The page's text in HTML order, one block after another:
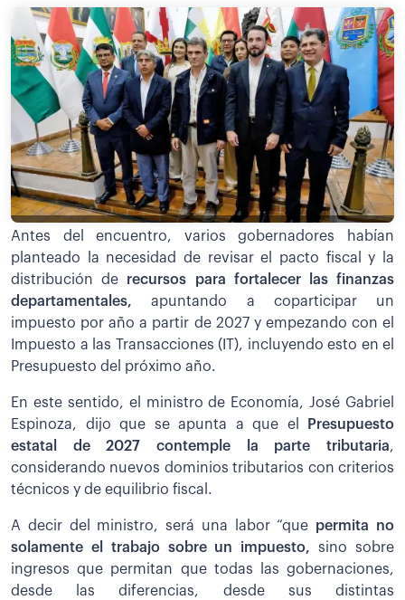
Antes del encuentro, varios gobernadores habían
planteado la necesidad de revisar el pacto fiscal y la
distribución de recursos para fortalecer las finanzas
departamentales, apuntando a coparticipar un
impuesto por año a partir de 2027 y empezando con el
Impuesto a las Transacciones (IT), incluyendo esto en el
Presupuesto del próximo año.
En este sentido, el ministro de Economía, José Gabriel
Espinoza, dijo que se apunta a que el
Presupuesto
estatal de 2027 contemple la parte tributaria,
considerando nuevos dominios tributarios con criterios
técnicos y de equilibrio fiscal.
A decir del ministro, será una labor “que permita no
solamente el trabajo sobre un impuesto,sino sobre
ingresos que permitan que todas las gobernaciones,
desde las diferencias, desde sus distintas